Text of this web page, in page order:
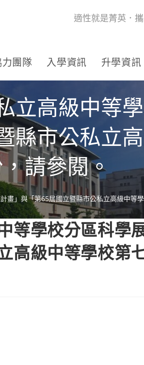
適性就是菁英．
團隊 入學資訊 升學資訊
立高級中等
縣市公私立
請參閱。
畫」與「第65屆國立暨縣市公私立高級中等
等學校分區科學
高級中等學校第